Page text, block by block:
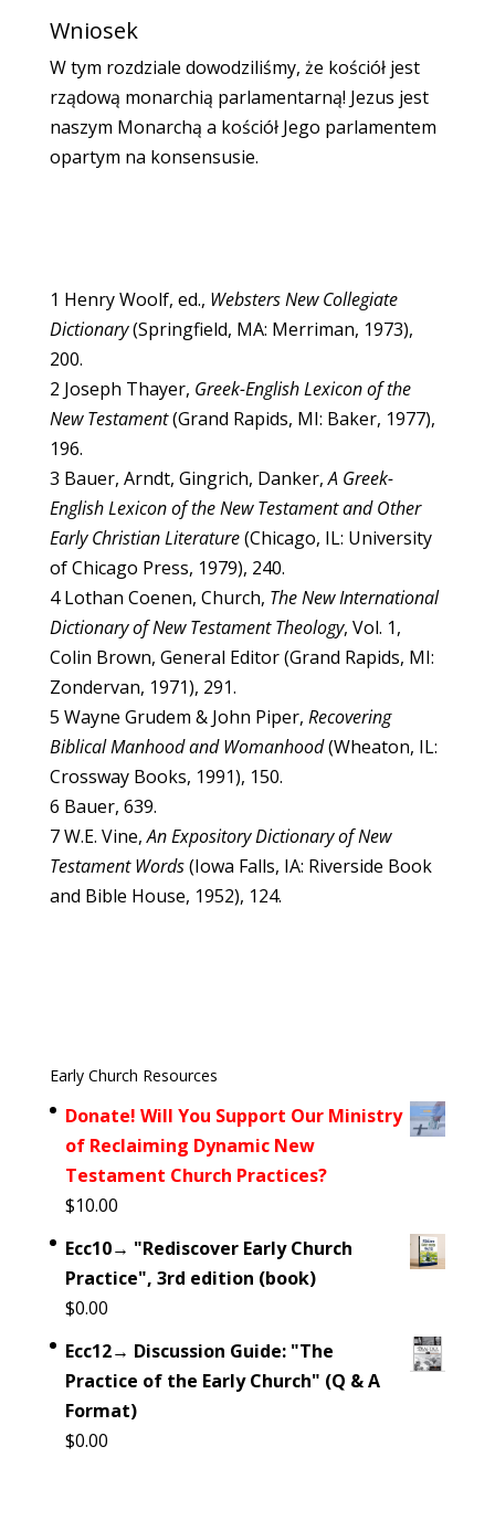
Wniosek
W tym rozdziale dowodziliśmy, że kościół jest
rządową monarchią parlamentarną! Jezus jest
naszym Monarchą a kościół Jego parlamentem
opartym na konsensusie.
1 Henry Woolf, ed., Websters New Collegiate
Dictionary(Springfield, MA: Merriman, 1973),
200.
2 Joseph Thayer, Greek-English Lexicon of the
New Testament(Grand Rapids, MI: Baker, 1977),
196.
3 Bauer, Arndt, Gingrich, Danker,A Greek-
English Lexicon of the New Testament and Other
Early Christian Literature(Chicago, IL: University
of Chicago Press, 1979), 240.
4 Lothan Coenen, Church, The New International
Dictionary of New Testament Theology, Vol. 1,
Colin Brown, General Editor (Grand Rapids, MI:
Zondervan, 1971), 291.
5 Wayne Grudem & John Piper, Recovering
Biblical Manhood and Womanhood(Wheaton, IL:
Crossway Books, 1991), 150.
6 Bauer, 639.
7 W.E. Vine,An Expository Dictionary of New
Testament Words(Iowa Falls, IA: Riverside Book
and Bible House, 1952), 124.
Early Church Resources
Donate! Will You Support Our Ministry
of Reclaiming Dynamic New
Testament Church Practices?
$10.00
Ecc10→ "Rediscover Early Church
Practice", 3rd edition (book)
$0.00
Ecc12→ Discussion Guide: "The
Practice of the Early Church" (Q & A
Format)
$0.00